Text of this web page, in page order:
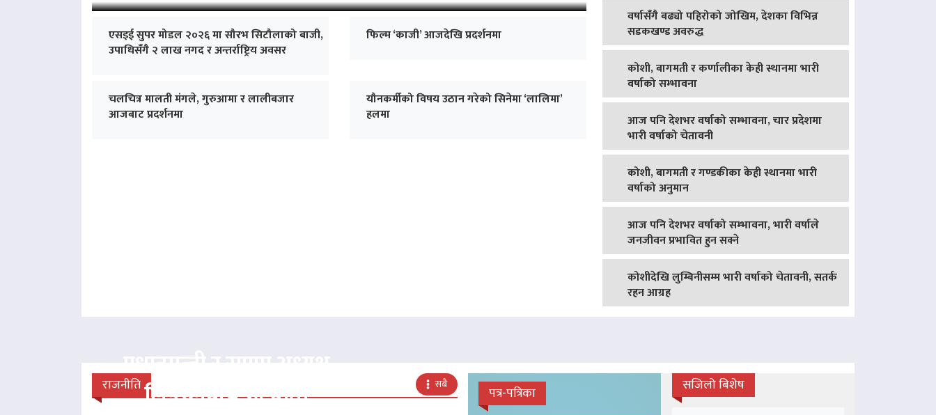
एसइई सुपर मोडल २०२६ मा सौरभ सिटौलाको बाजी,
उपाधिसँगै २ लाख नगद र अन्तर्राष्ट्रिय अवसर
फिल्म ‘काजी’ आजदेखि प्रदर्शनमा
चलचित्र मालती मंगले, गुरुआमा र लालीबजार
आजबाट प्रदर्शनमा
यौनकर्मीको विषय उठान गरेको सिनेमा ‘लालिमा’
हलमा
वर्षासँगै बढ्यो पहिरोको जोखिम, देशका विभिन्न
सडकखण्ड अवरुद्ध
कोशी, बागमती र कर्णालीका केही स्थानमा भारी
वर्षाको सम्भावना
आज पनि देशभर वर्षाको सम्भावना, चार प्रदेशमा
भारी वर्षाको चेतावनी
कोशी, बागमती र गण्डकीका केही स्थानमा भारी
वर्षाको अनुमान
आज पनि देशभर वर्षाको सम्भावना, भारी वर्षाले
जनजीवन प्रभावित हुन सक्ने
कोशीदेखि लुम्बिनीसम्म भारी वर्षाको चेतावनी, सतर्क
रहन आग्रह
राजनीति सबै
प्रधानमन्त्री र राप्रपा अध्यक्ष
लिङदेनबीच भेटवार्ता
पत्र-पत्रिका सजिलो बिशेष